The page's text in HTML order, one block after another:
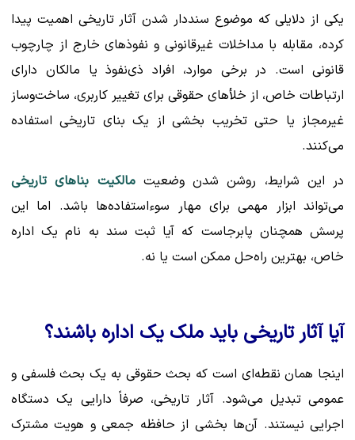
یکی از دلایلی که موضوع سنددار شدن آثار تاریخی اهمیت پیدا
کرده، مقابله با مداخلات غیرقانونی و نفوذهای خارج از چارچوب
قانونی است. در برخی موارد، افراد ذی‌نفوذ یا مالکان دارای
ارتباطات خاص، از خلأهای حقوقی برای تغییر کاربری، ساخت‌وساز
غیرمجاز یا حتی تخریب بخشی از یک بنای تاریخی استفاده
می‌کنند.
در این شرایط، روشن شدن وضعیتمالکیت بناهای تاریخی
می‌تواند ابزار مهمی برای مهار سوءاستفاده‌ها باشد. اما این
پرسش همچنان پابرجاست که آیا ثبت سند به نام یک اداره
خاص، بهترین راه‌حل ممکن است یا نه.
آیا آثار تاریخی باید ملک یک اداره باشند؟
اینجا همان نقطه‌ای است که بحث حقوقی به یک بحث فلسفی و
عمومی تبدیل می‌شود. آثار تاریخی، صرفاً دارایی یک دستگاه
اجرایی نیستند. آن‌ها بخشی از حافظه جمعی و هویت مشترک